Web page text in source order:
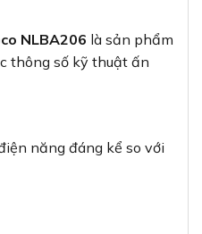
NLBA206 là sản phẩm
thông số kỹ thuật ấn
năng đáng kể so với